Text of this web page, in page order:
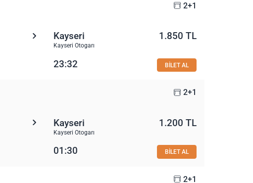
2+1
Kayseri
Kayseri Otogarı
1.850 TL
23:32 BİLET AL
2+1
Kayseri
Kayseri Otogarı
1.200 TL
01:30 BİLET AL
2+1